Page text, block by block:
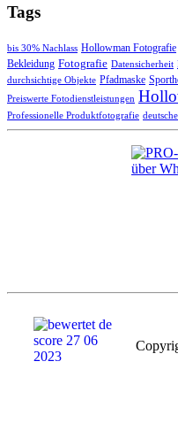
Tags
bis 30% Nachlass Hollowman Fotografie
Bekleidung Fotografie Datensicherheit
durchsichtige Objekte Pfadmaske
Preiswerte Fotodienstleistungen
Professionelle Produktfotografie